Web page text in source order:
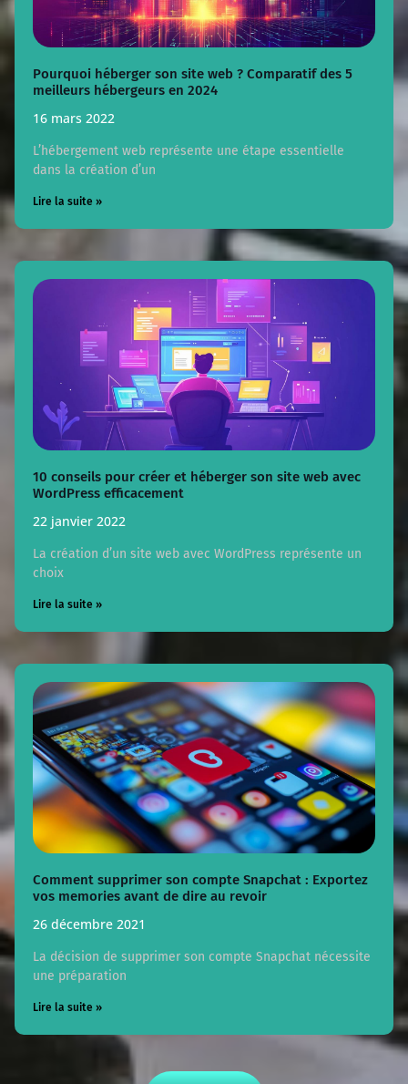
Pourquoi héberger son site web ? Comparatif des 5
meilleurs hébergeurs en 2024
16 mars 2022
L’hébergement web représente une étape essentielle
dans la création d’un
Lire la suite »
10 conseils pour créer et héberger son site web avec
WordPress efficacement
22 janvier 2022
La création d’un site web avec WordPress représente un
choix
Lire la suite »
Comment supprimer son compte Snapchat : Exportez
vos memories avant de dire au revoir
26 décembre 2021
La décision de supprimer son compte Snapchat nécessite
une préparation
Lire la suite »